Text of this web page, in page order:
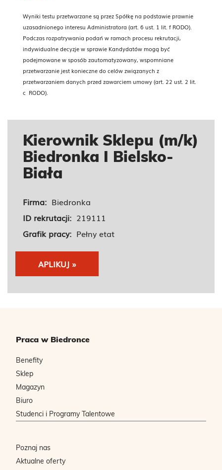
Wyniki testu przetwarzane są przez Spółkę na podstawie prawnie
uzasadnionego interesu Administratora (art. 6 ust. 1 lit. f RODO).
Podczas rozpatrywania podań w ramach procesu rekrutacji,
indywidualne decyzje w sprawie Kandydatów mogą być
podejmowane w sposób zautomatyzowany, wspomniane
przetwarzanie jest konieczne do celów związanych z
przetwarzaniem danych przed zawarciem umowy (art. 22 ust. 2 lit.
c RODO).
Kierownik Sklepu (m/k)
Biedronka I Bielsko-
Biała
Firma: Biedronka
ID rekrutacji: 219111
Grafik pracy: Pełny etat
APLIKUJ »
Praca w Biedronce
Benefity
Sklep
Magazyn
Biuro
Studenci i Programy Talentowe
Poznaj nas
Aktualne oferty